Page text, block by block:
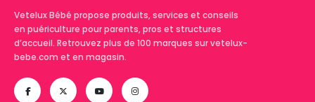
Vetelux Bébé propose produits, services et conseils
en puériculture pour parents, pros et structures
d’accueil. Retrouvez plus de 100 marques sur vetelux-
bebe.com et en magasin.